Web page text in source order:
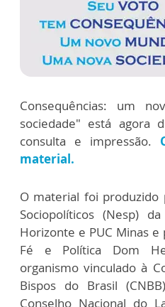
Consequências: um
sociedade" está agora
consulta e impressão.
material.
O material foi produzido
Sociopolíticos (Nesp)
Horizonte e PUC Minas
Fé e Política Dom
organismo vinculado à
Bispos do Brasil
Conselho Nacional do